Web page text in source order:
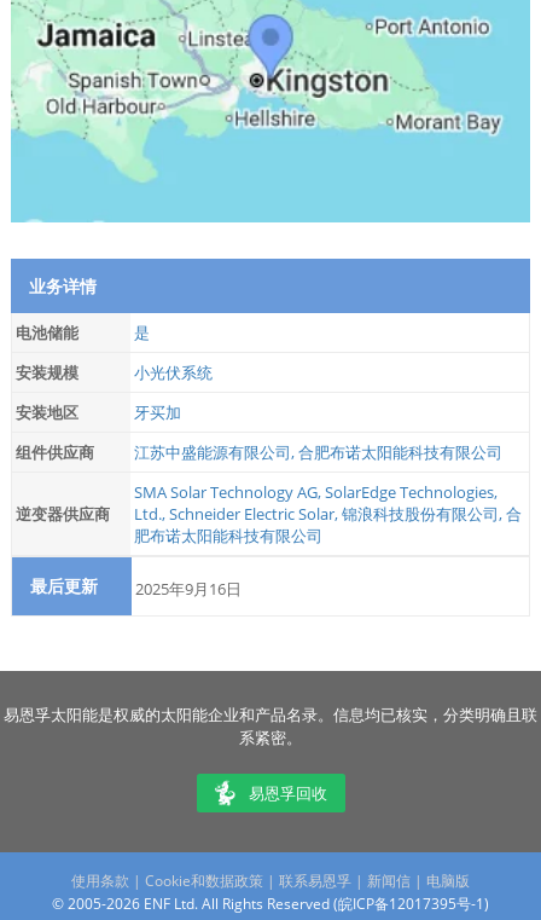
业务详情
电池储能
是
安装规模
小光伏系统
安装地区
牙买加
组件供应商
江苏中盛能源有限公司,合肥布诺太阳能科技有限公司
逆变器供应商
SMA Solar Technology AG,SolarEdge Technologies,
Ltd.,Schneider Electric Solar,锦浪科技股份有限公司,合
肥布诺太阳能科技有限公司
最后更新 2025年9月16日
易恩孚太阳能是权威的太阳能企业和产品名录。信息均已核实，分类明确且联
系紧密。
易恩孚回收
使用条款 | Cookie和数据政策 | 联系易恩孚 | 新闻信 | 电脑版
© 2005-2026 ENF Ltd. All Rights Reserved (皖ICP备12017395号-1)